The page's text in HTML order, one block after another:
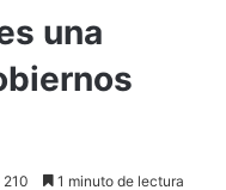
una
210 1 minuto de lectura